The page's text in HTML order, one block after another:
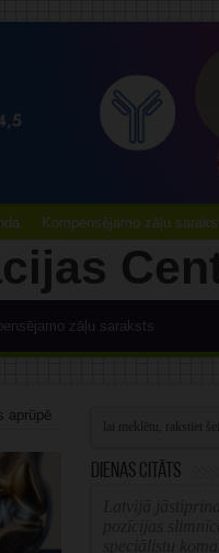
Kompensējamo zāļu
zāļu saraksts
aprūpē
Dienas citāts